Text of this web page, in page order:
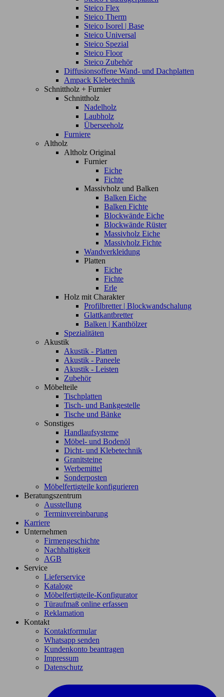
Steico Flex
Steico Therm
Steico Isorel | Base
Steico Universal
Steico Spezial
Steico Floor
Steico Zubehör
Diffusionsoffene Wand- und Dachplatten
Ampack Klebetechnik
Schnittholz + Furnier
Schnittholz
Nadelholz
Laubholz
Überseeholz
Furniere
Altholz
Altholz Original
Furnier
Eiche
Fichte
Massivholz und Balken
Balken Eiche
Balken Fichte
Blockwände Eiche
Blockwände Rüster
Massivholz Eiche
Massivholz Fichte
Wandverkleidung
Platten
Eiche
Fichte
Erle
Holz mit Charakter
Profilbretter | Blockwandschalung
Glattkantbretter
Balken | Kanthölzer
Spezialitäten
Akustik
Akustik - Platten
Akustik - Paneele
Akustik - Leisten
Zubehör
Möbelteile
Tischplatten
Tisch- und Bankgestelle
Tische und Bänke
Sonstiges
Handlaufsysteme
Möbel- und Bodenöl
Dicht- und Klebetechnik
Granitsteine
Werbemittel
Sonderposten
Möbelfertigteile konfigurieren
Beratungszentrum
Ausstellung
Terminvereinbarung
Karriere
Unternehmen
Firmengeschichte
Nachhaltigkeit
AGB
Service
Lieferservice
Kataloge
Möbelfertigteile-Konfigurator
Türaufmaß online erfassen
Reklamation
Kontakt
Kontaktformular
Whatsapp senden
Kundenkonto beantragen
Impressum
Datenschutz